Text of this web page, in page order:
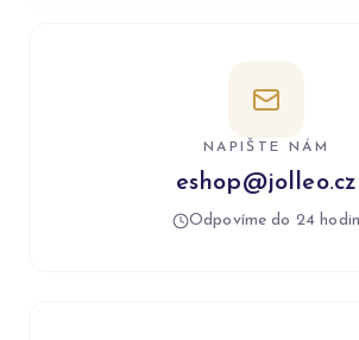
NAPIŠTE NÁM
eshop@jolleo.cz
Odpovíme do 24 hodin